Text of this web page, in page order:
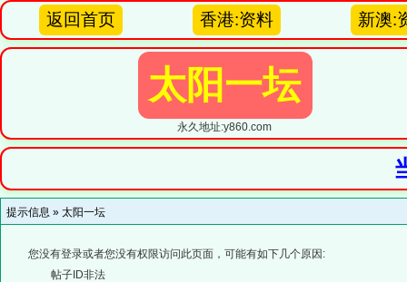
返回首页 香港:资料 新澳:
太阳一坛
永久地址:y860.com
提示信息 » 太阳一坛
您没有登录或者您没有权限访问此页面，可能有如下几个原因:
帖子ID非法